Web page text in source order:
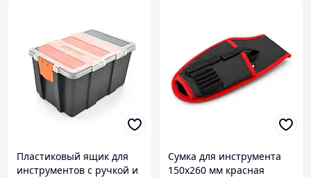
Пластиковый ящик для
инструментов с ручкой и
Сумка для инструмента
150х260 мм красная